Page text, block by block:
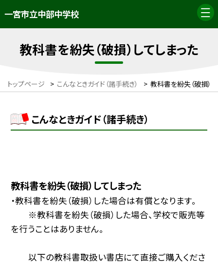
一宮市立中部中学校
教科書を紛失（破損）してしまった
トップページ > こんなときガイド（諸手続き） > 教科書を紛失（破損）
こんなときガイド（諸手続き）
教科書を紛失（破損）してしまった
・教科書を紛失（破損）した場合は有償となります。
※教科書を紛失（破損）した場合、学校で販売等
を行うことはありません。
以下の教科書取扱い書店にて直接ご購入くださ